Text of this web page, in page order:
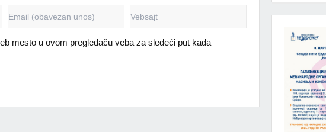
mesto u ovom pregledaču veba za sledeći put kada